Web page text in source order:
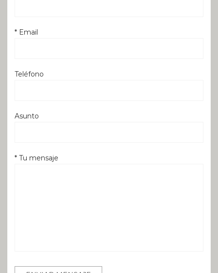
* Email
Teléfono
Asunto
* Tu mensaje